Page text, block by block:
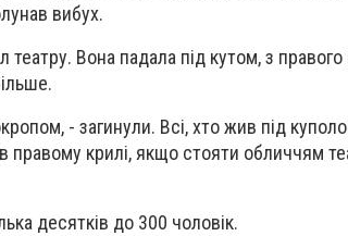
вибух.
театру. Вона падала під кутом, з
- загинули. Всі, хто жив під
правому крилі, якщо стояти обличчям
десятків до 300 чоловік.